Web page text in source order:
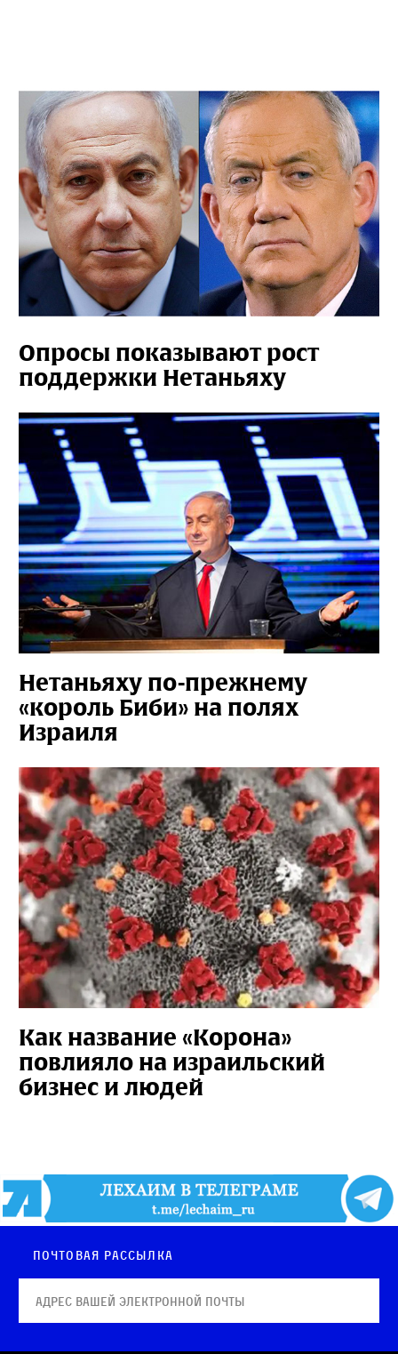
Опросы показывают рост
поддержки Нетаньяху
Нетаньяху по-прежнему
«король Биби» на полях
Израиля
Как название «Корона»
повлияло на израильский
бизнес и людей
Почтовая рассылка